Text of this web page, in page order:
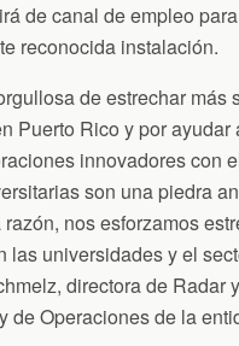
de canal de empleo
reconocida instalación.
de estrechar más
Puerto Rico y por ayudar
innovadores con
son una piedra
nos esforzamos
las universidades y el
directora de Radar y
de Operaciones de la